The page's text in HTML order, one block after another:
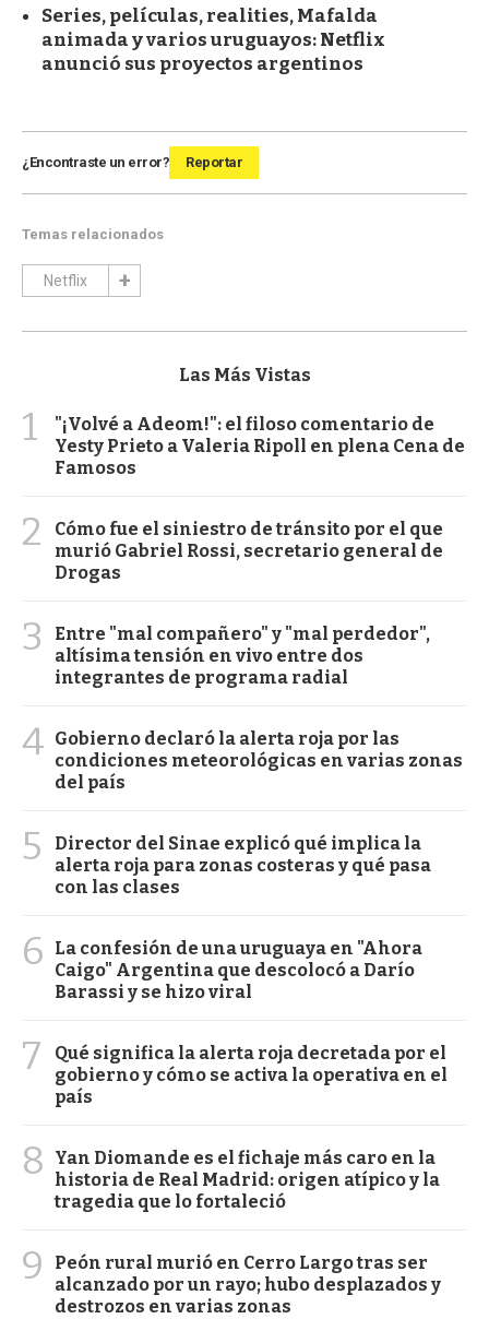
Series, películas, realities, Mafalda
animada y varios uruguayos: Netflix
anunció sus proyectos argentinos
¿Encontraste un error? Reportar
Temas relacionados
Netflix
Las Más Vistas
1
"¡Volvé a Adeom!": el filoso comentario de
Yesty Prieto a Valeria Ripoll en plena Cena de
Famosos
2
Cómo fue el siniestro de tránsito por el que
murió Gabriel Rossi, secretario general de
Drogas
3
Entre "mal compañero" y "mal perdedor",
altísima tensión en vivo entre dos
integrantes de programa radial
4 Gobierno declaró la alerta roja por las
condiciones meteorológicas en varias zonas
del país
5
Director del Sinae explicó qué implica la
alerta roja para zonas costeras y qué pasa
con las clases
6
La confesión de una uruguaya en "Ahora
Caigo" Argentina que descolocó a Darío
Barassi y se hizo viral
7
Qué significa la alerta roja decretada por el
gobierno y cómo se activa la operativa en el
país
8
Yan Diomande es el fichaje más caro en la
historia de Real Madrid: origen atípico y la
tragedia que lo fortaleció
9
Peón rural murió en Cerro Largo tras ser
alcanzado por un rayo; hubo desplazados y
destrozos en varias zonas